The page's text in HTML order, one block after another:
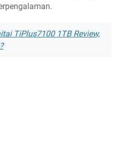
TiPlus7100 1TB Review,